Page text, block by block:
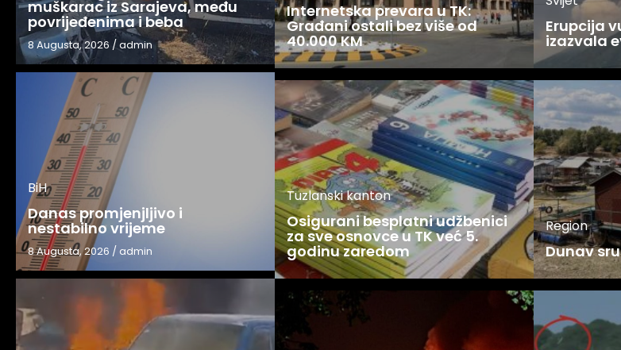
muškarac iz Sarajeva, među
povrijeđenima i beba
8 Augusta, 2026 /admin
BiH
Danas promjenjljivo i
nestabilno vrijeme
8 Augusta, 2026 / admin
Internetska prevara u TK:
Građani ostali bez više od
40.000 KM
Tuzlanski kanton
Osigurani besplatni udžbenici
za sve osnovce u TK već 5.
godinu zaredom
Erupcija
izazvala
Region
Dunav